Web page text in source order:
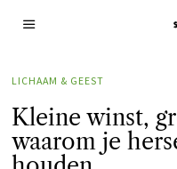
LICHAAM & GEEST
Kleine winst,
waarom je